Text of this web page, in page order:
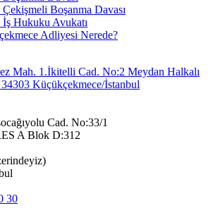
Boşanma Davası
Hukuku Avukatı
Adliyesi Nerede?
Mah. 1.İkitelli Cad. No:2 Meydan Halkalı
Küçükçekmece/İstanbul
Cad. No:33/1
A Blok D:312
30